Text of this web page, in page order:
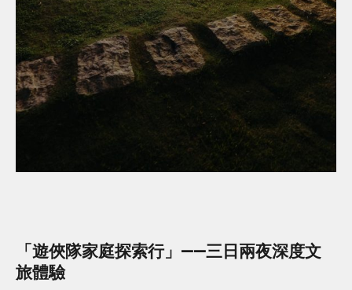
「遊俠隊家庭探索行」——三日兩夜深度文
旅體驗